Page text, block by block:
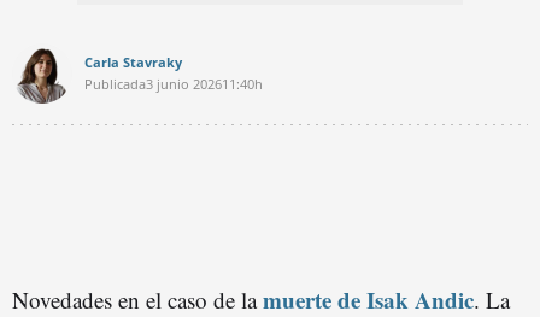
Carla Stavraky
Publicada3 junio 202611:40h
Novedades en el caso de lamuerte de Isak Andic. La